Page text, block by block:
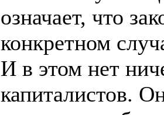
означает, что
конкретном
И в этом нет
капиталистов.